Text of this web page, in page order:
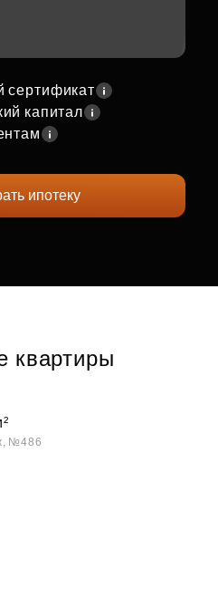
сертификат
капитал
ипотеку
квартиры
№486